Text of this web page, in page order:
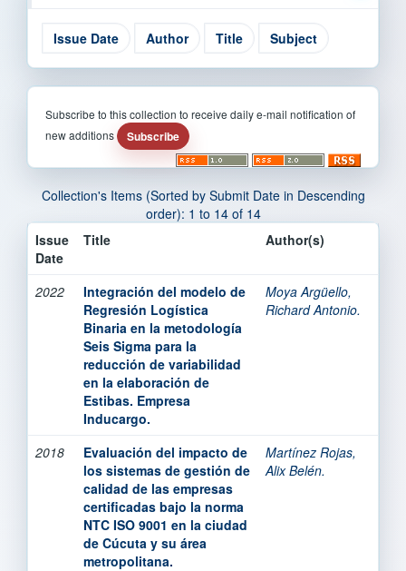
Subscribe to this collection to receive daily e-mail notification of
new additions
Collection's Items (Sorted by Submit Date in Descending
order): 1 to 14 of 14
Issue
Date
Title Author(s)
2022
Integración del modelo de
Regresión Logística
Binaria en la metodología
Seis Sigma para la
reducción de variabilidad
en la elaboración de
Estibas. Empresa
Inducargo.
Moya Argüello,
Richard Antonio.
2018
Evaluación del impacto de
los sistemas de gestión de
calidad de las empresas
certificadas bajo la norma
NTC ISO 9001 en la ciudad
de Cúcuta y su área
metropolitana.
Martínez Rojas,
Alix Belén.